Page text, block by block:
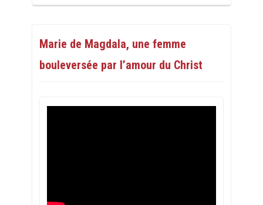
Marie de Magdala, une femme
bouleversée par l’amour du Christ